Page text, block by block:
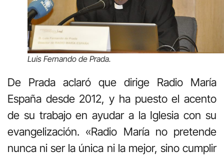
Luis Fernando de Prada.
De Prada aclaró que dirige Radio María
España desde 2012, y ha puesto el acento
de su trabajo en ayudar a la Iglesia con su
evangelización. «Radio María no pretende
nunca ni ser la única ni la mejor, sino cumplir